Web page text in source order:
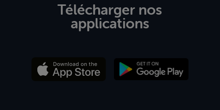
Télécharger nos
applications